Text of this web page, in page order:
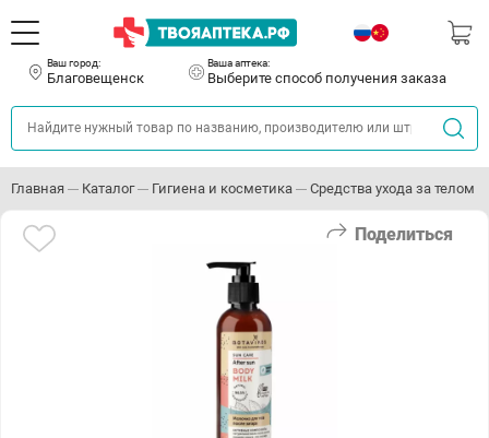
Ваш город:
Благовещенск
Ваша аптека:
Выберите способ получения заказа
Главная Каталог Гигиена и косметика Средства ухода за телом
Поделиться